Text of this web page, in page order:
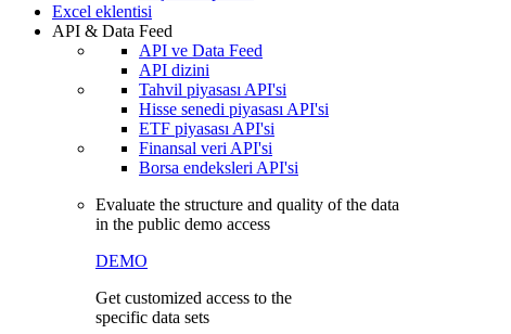
Excel eklentisi
API & Data Feed
API ve Data Feed
API dizini
Tahvil piyasası API'si
Hisse senedi piyasası API'si
ETF piyasası API'si
Finansal veri API'si
Borsa endeksleri API'si
Evaluate the structure and quality of the data
in the public demo access
DEMO
Get customized access to the
specific data sets